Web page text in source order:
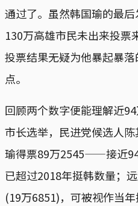
通过了。虽然韩国瑜的最
130万高雄市民未出来投票
投票结果无疑为他暴起暴
点。
回顾两个数字便能理解近
市长选举，民进党候选人
瑜得票89万2545——接近
已超过2018年挺韩数量；
(19万6851)，可被视作当